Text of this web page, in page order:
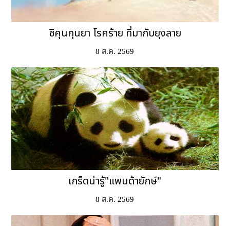
ชิคุนกุนยา โรคร้าย ที่มากับยุงลาย
8 ส.ค. 2569
เกร็ดน่ารู้"แพนด้ายักษ์"
8 ส.ค. 2569